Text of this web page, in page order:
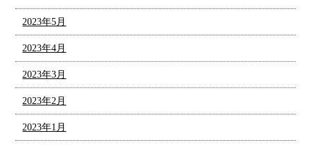
2023年5月
2023年4月
2023年3月
2023年2月
2023年1月